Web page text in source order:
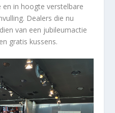
en in hoogte verstelbare
Dealers die nu
van een jubileumactie
gratis kussens.